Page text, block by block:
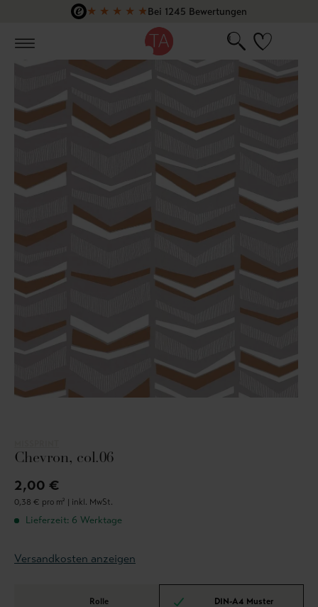
Zum Hauptinhalt springen
★ ★ ★ ★ ★Bei 1245 Bewertungen
Chevron, col.06
2,00 €
0,38 € pro m² | inkl. MwSt.
Lieferzeit: 6 Werktage
Versandkosten anzeigen
Rolle DIN-A4 Muster